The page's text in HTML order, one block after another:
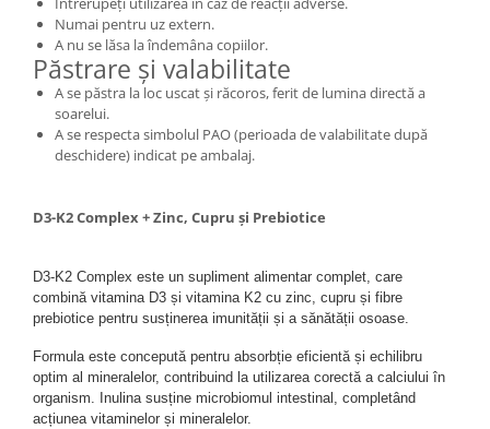
Numai pentru uz extern.
A nu se lăsa la îndemâna copiilor.
Păstrare și valabilitate
A se păstra la loc uscat și răcoros, ferit de lumina directă a
soarelui.
A se respecta simbolul PAO (perioada de valabilitate după
deschidere) indicat pe ambalaj.
D3-K2 Complex + Zinc, Cupru și Prebiotice
D3-K2 Complex este un supliment alimentar complet, care
combină vitamina D3 și vitamina K2 cu zinc, cupru și fibre
prebiotice pentru susținerea imunității și a sănătății osoase.
Formula este concepută pentru absorbție eficientă și echilibru
optim al mineralelor, contribuind la utilizarea corectă a calciului în
organism. Inulina susține microbiomul intestinal, completând
acțiunea vitaminelor și mineralelor.